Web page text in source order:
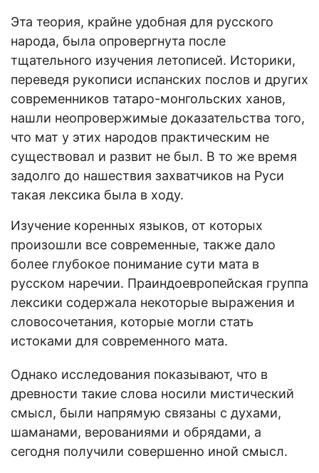
Эта теория, крайне удобная для русского
народа, была опровергнута после
тщательного изучения летописей. Историки,
переведя рукописи испанских послов и других
современников татаро-монгольских ханов,
нашли неопровержимые доказательства того,
что мат у этих народов практическим не
существовал и развит не был. В то же время
задолго до нашествия захватчиков на Руси
такая лексика была в ходу.
Изучение коренных языков, от которых
произошли все современные, также дало
более глубокое понимание сути мата в
русском наречии. Праиндоевропейская группа
лексики содержала некоторые выражения и
словосочетания, которые могли стать
истоками для современного мата.
Однако исследования показывают, что в
древности такие слова носили мистический
смысл, были напрямую связаны с духами,
шаманами, верованиями и обрядами, а
сегодня получили совершенно иной смысл.